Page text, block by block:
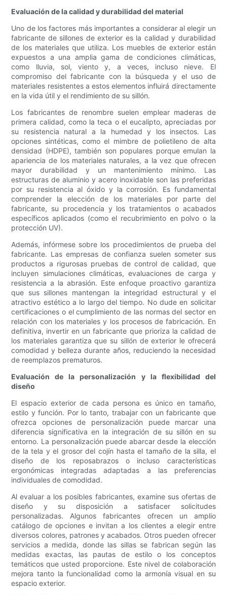
Evaluación de la calidad y durabilidad del material
Uno de los factores más importantes a considerar al elegir un
fabricante de sillones de exterior es la calidad y durabilidad
de los materiales que utiliza. Los muebles de exterior están
expuestos a una amplia gama de condiciones climáticas,
como lluvia, sol, viento y, a veces, incluso nieve. El
compromiso del fabricante con la búsqueda y el uso de
materiales resistentes a estos elementos influirá directamente
en la vida útil y el rendimiento de su sillón.
Los fabricantes de renombre suelen emplear maderas de
primera calidad, como la teca o el eucalipto, apreciadas por
su resistencia natural a la humedad y los insectos. Las
opciones sintéticas, como el mimbre de polietileno de alta
densidad (HDPE), también son populares porque emulan la
apariencia de los materiales naturales, a la vez que ofrecen
mayor durabilidad y un mantenimiento mínimo. Las
estructuras de aluminio y acero inoxidable son las preferidas
por su resistencia al óxido y la corrosión. Es fundamental
comprender la elección de los materiales por parte del
fabricante, su procedencia y los tratamientos o acabados
específicos aplicados (como el recubrimiento en polvo o la
protección UV).
Además, infórmese sobre los procedimientos de prueba del
fabricante. Las empresas de confianza suelen someter sus
productos a rigurosas pruebas de control de calidad, que
incluyen simulaciones climáticas, evaluaciones de carga y
resistencia a la abrasión. Este enfoque proactivo garantiza
que sus sillones mantengan la integridad estructural y el
atractivo estético a lo largo del tiempo. No dude en solicitar
certificaciones o el cumplimiento de las normas del sector en
relación con los materiales y los procesos de fabricación. En
definitiva, invertir en un fabricante que prioriza la calidad de
los materiales garantiza que su sillón de exterior le ofrecerá
comodidad y belleza durante años, reduciendo la necesidad
de reemplazos prematuros.
Evaluación de la personalización y la flexibilidad del
diseño
El espacio exterior de cada persona es único en tamaño,
estilo y función. Por lo tanto, trabajar con un fabricante que
ofrezca opciones de personalización puede marcar una
diferencia significativa en la integración de su sillón en su
entorno. La personalización puede abarcar desde la elección
de la tela y el grosor del cojín hasta el tamaño de la silla, el
diseño de los reposabrazos o incluso características
ergonómicas integradas adaptadas a las preferencias
individuales de comodidad.
Al evaluar a los posibles fabricantes, examine sus ofertas de
diseño y su disposición a satisfacer solicitudes
personalizadas. Algunos fabricantes ofrecen un amplio
catálogo de opciones e invitan a los clientes a elegir entre
diversos colores, patrones y acabados. Otros pueden ofrecer
servicios a medida, donde las sillas se fabrican según las
medidas exactas, las pautas de estilo o los conceptos
temáticos que usted proporcione. Este nivel de colaboración
mejora tanto la funcionalidad como la armonía visual en su
espacio exterior.